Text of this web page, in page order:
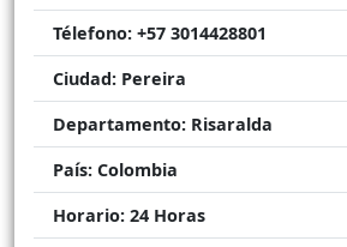
Télefono: +57 3014428801
Ciudad: Pereira
Departamento: Risaralda
País: Colombia
Horario: 24 Horas